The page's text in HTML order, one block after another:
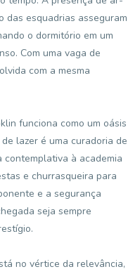
das esquadrias asseguram
o dormitório em um
Com uma vaga de
com a mesma
funciona como um oásis
lazer é uma curadoria de
contemplativa à academia
e churrasqueira para
e a segurança
seja sempre
no vértice da relevância,